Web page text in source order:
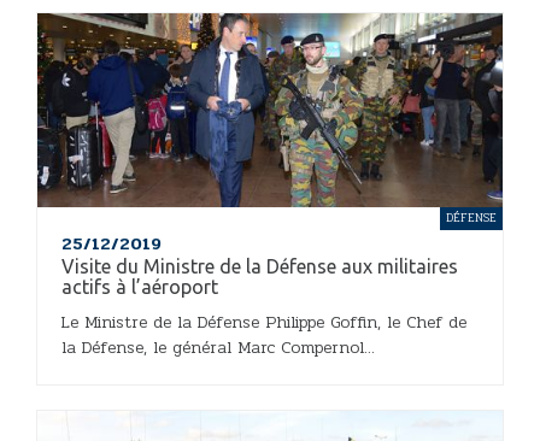
25/12/2019
Visite du Ministre de la Défense aux militaires
actifs à l’aéroport
Le Ministre de la Défense Philippe Goffin, le Chef de
la Défense, le général Marc Compernol...
DÉFENSE